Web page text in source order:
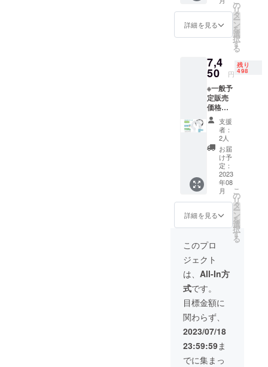
内容
ネック
クー
ラー本
体×2
詳細を見る
の
リ
タ
ー
ン
を
選
択
す
る
7,4
50 円
残り
498
※一般予
定販売
価格：
￥12,21
4円 ※税
込・送
料無料
（日本
国内限
定） ※1
セット
内容
ネック
クー
ラー本
体×3
支援
者：
2人
お届
け予
定：
2023
年08
月
詳細を見る
こ
の
リ
タ
ー
ン
を
選
択
す
る
このプロ
ジェクト
は、 All-In方
式です。
目標金額に
関わらず、
2023/07/18
23:59:59ま
でに集まっ